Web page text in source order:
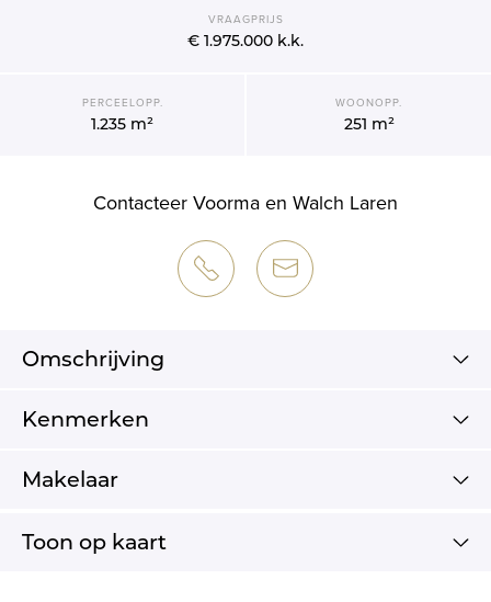
VRAAGPRIJS
€ 1.975.000 k.k.
PERCEELOPP.
1.235 m²
WOONOPP.
251 m²
Contacteer Voorma en Walch Laren
Omschrijving
Kenmerken
Makelaar
Toon op kaart